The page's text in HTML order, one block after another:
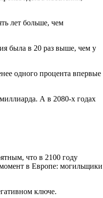
лет больше, чем
была в 20 раз выше, чем у
одного процента впервые
А в 2080-х годах
что в 2100 году
момент в Европе: могильщики
ключе.